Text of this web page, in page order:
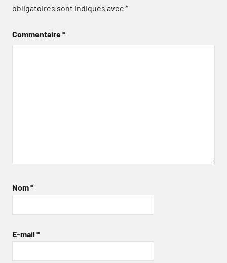
obligatoires sont indiqués avec*
Commentaire*
Nom*
E-mail *